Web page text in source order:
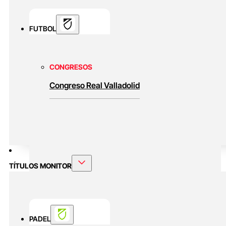
FUTBOL
CONGRESOS
Congreso Real Valladolid
TÍTULOS MONITOR
PADEL